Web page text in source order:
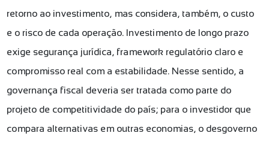
retorno ao investimento, mas considera, também, o custo
e o risco de cada operação. Investimento de longo prazo
exige segurança jurídica, framework regulatório claro e
compromisso real com a estabilidade. Nesse sentido, a
governança fiscal deveria ser tratada como parte do
projeto de competitividade do país; para o investidor que
compara alternativas em outras economias, o desgoverno